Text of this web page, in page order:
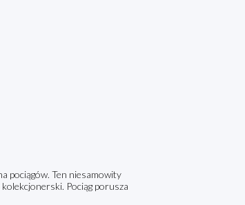
pociągów. Ten niesamowity
Pociąg porusza